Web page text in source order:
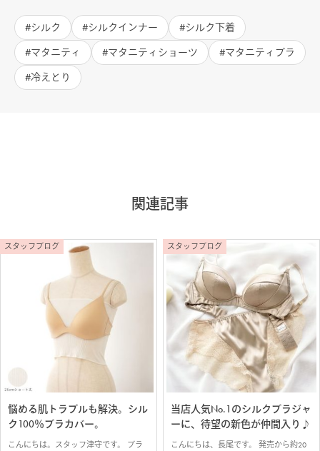
シルク シルクインナー シルク下着
マタニティ マタニティショーツ マタニティブラ
冷えとり
関連記事
スタッフブログ
悩める肌トラブルも解決。シル
ク100％ブラカバー。
こんにちは。スタッフ津守です。 ブラ
スタッフブログ
当店人気No.1のシルクブラジャ
ーに、待望の新色が仲間入り♪
こんにちは、長尾です。 発売から約20